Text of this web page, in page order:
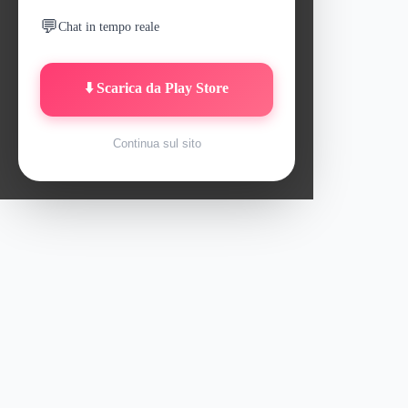
💬Chat in tempo reale
⬇️ Scarica da Play Store
Continua sul sito